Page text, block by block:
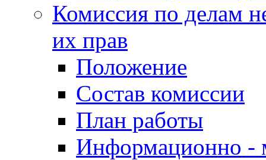
Комиссия по делам
их прав
Положение
Состав комиссии
План работы
Информационно -